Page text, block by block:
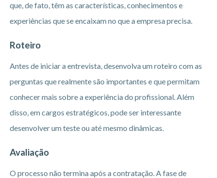
que, de fato, têm as características, conhecimentos e
experiências que se encaixam no que a empresa precisa.
Roteiro
Antes de iniciar a entrevista, desenvolva um roteiro com as
perguntas que realmente são importantes e que permitam
conhecer mais sobre a experiência do profissional. Além
disso, em cargos estratégicos, pode ser interessante
desenvolver um teste ou até mesmo dinâmicas.
Avaliação
O processo não termina após a contratação. A fase de